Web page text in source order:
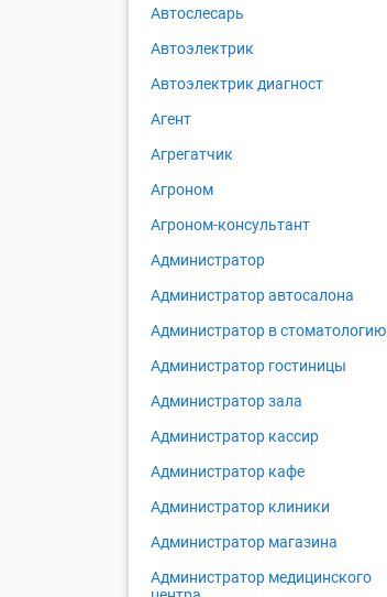
Автослесарь
Автоэлектрик
Автоэлектрик диагност
Агент
Агрегатчик
Агроном
Агроном-консультант
Администратор
Администратор автосалона
Администратор в стоматологию
Администратор гостиницы
Администратор зала
Администратор кассир
Администратор кафе
Администратор клиники
Администратор магазина
Администратор медицинского